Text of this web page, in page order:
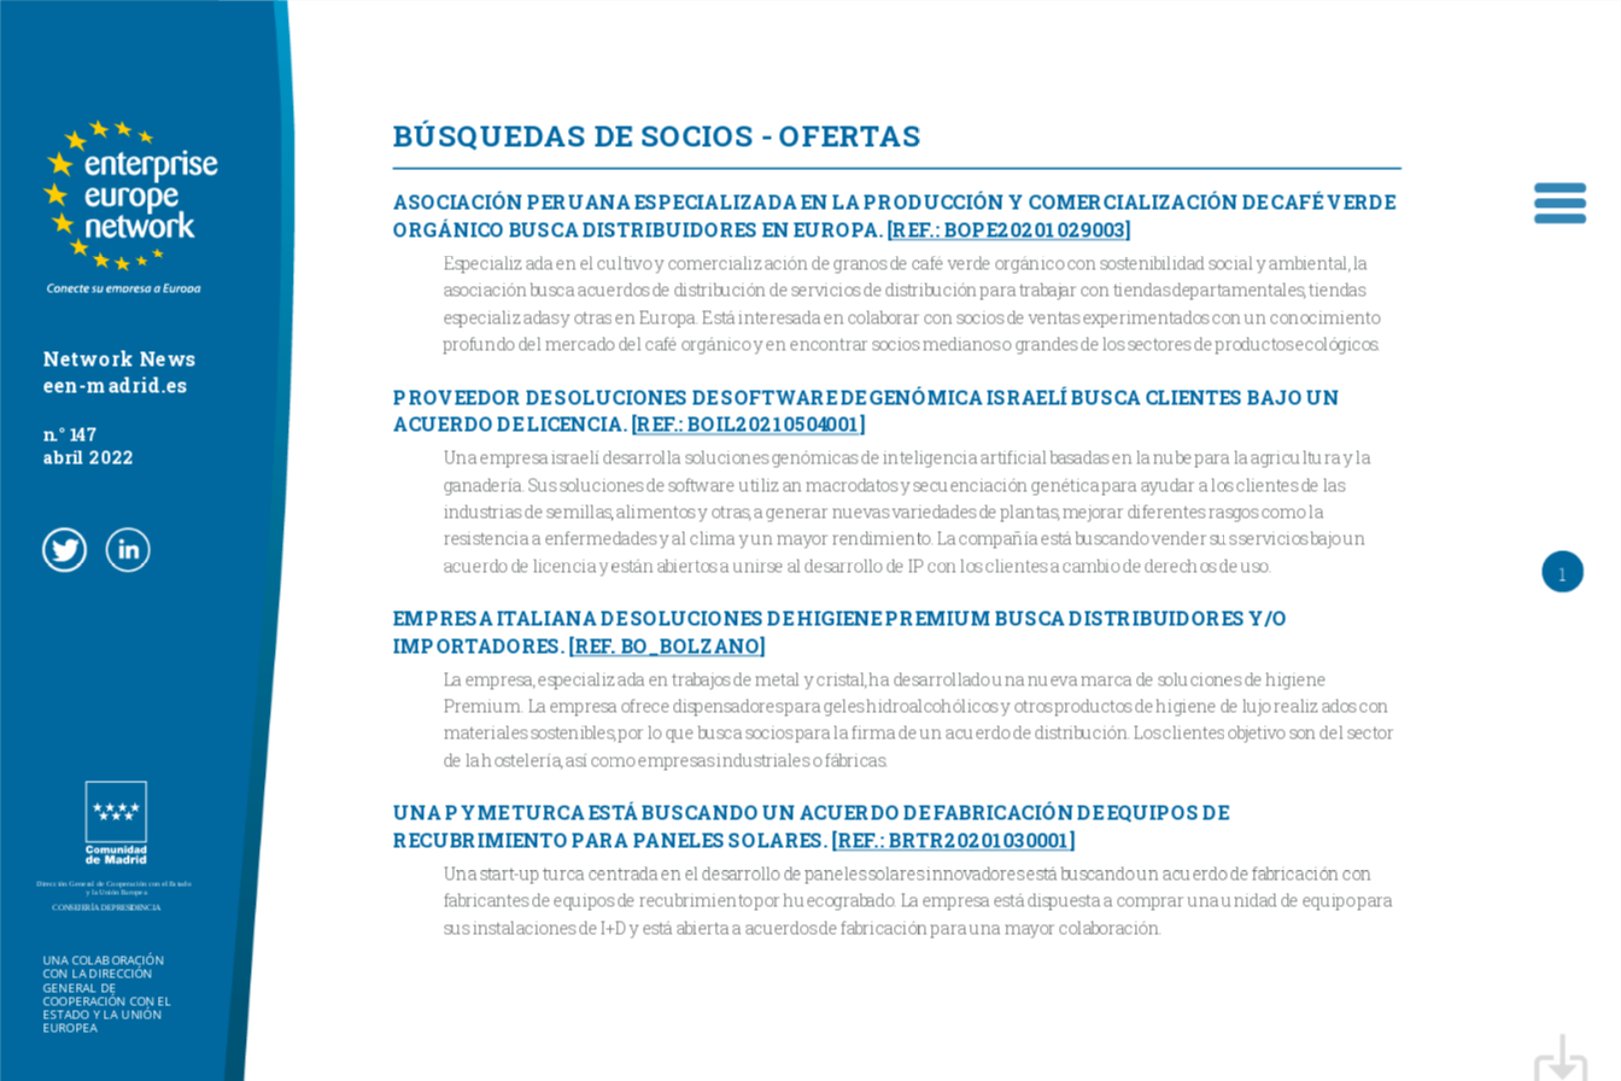
n.° 147
abril 2022
UNA COLABORACIÓN
CON LA DIRECCIÓN
GENERAL DE
COOPERACIÓN CON EL
ESTADO Y LA UNIÓN
EUROPEA
Network News
een-madrid.es
BÚSQUEDAS DE SOCIOS - OFERTAS
ASOCIACIÓN PERUANA ESPECIALIZADA EN LA PRODUCCIÓN Y COMERCIALIZACIÓN DE CAFÉ VERDE
ORGÁNICO BUSCA DISTRIBUIDORES EN EUROPA. [REF.: BOPE20201029003]
Especializada en el cultivo y comercialización de granos de café verde orgánico con sostenibilidad social y ambiental, la
asociación busca acuerdos de distribución de servicios de distribución para trabajar con tiendas departamentales, tiendas
especializadas y otras en Europa. Está interesada en colaborar con socios de ventas experimentados con un conocimiento
profundo del mercado del café orgánico y ​​en encontrar socios medianos o grandes de los sectores de productos ecológicos.
PROVEEDOR DE SOLUCIONES DE SOFTWARE DE GENÓMICA ISRAELÍ BUSCA CLIENTES BAJO UN
ACUERDO DE LICENCIA. [REF.: BOIL20210504001]
Una empresa israelí desarrolla soluciones genómicas de inteligencia artificial basadas en la nube para la agricultura y la
ganadería. Sus soluciones de software utilizan macrodatos y secuenciación genética para ayudar a los clientes de las
industrias de semillas, alimentos y otras, a generar nuevas variedades de plantas, mejorar diferentes rasgos como la
resistencia a enfermedades y al clima y un mayor rendimiento. La compañía está buscando vender sus servicios bajo un
acuerdo de licencia y están abiertos a unirse al desarrollo de IP con los clientes a cambio de derechos de uso.
EMPRESA ITALIANA DE SOLUCIONES DE HIGIENE PREMIUM BUSCA DISTRIBUIDORES Y/O
IMPORTADORES. [REF. BO_BOLZANO]
La empresa, especializada en trabajos de metal y cristal, ha desarrollado una nueva marca de soluciones de higiene
Premium. La empresa ofrece dispensadores para geles hidroalcohólicos y otros productos de higiene de lujo realizados con
materiales sostenibles, por lo que busca socios para la firma de un acuerdo de distribución. Los clientes objetivo son del sector
de la hostelería, así como empresas industriales o fábricas.
UNA PYME TURCA ESTÁ BUSCANDO UN ACUERDO DE FABRICACIÓN DE EQUIPOS DE
RECUBRIMIENTO PARA PANELES SOLARES. [REF.: BRTR20201030001]
Una start-up turca centrada en el desarrollo de paneles solares innovadores está buscando un acuerdo de fabricación con
fabricantes de equipos de recubrimiento por huecograbado. La empresa está dispuesta a comprar una unidad de equipo para
sus instalaciones de I+D y está abierta a acuerdos de fabricación para una mayor colaboración.